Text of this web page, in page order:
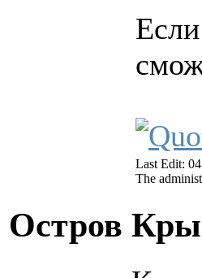
Last Edit:
The
Остров